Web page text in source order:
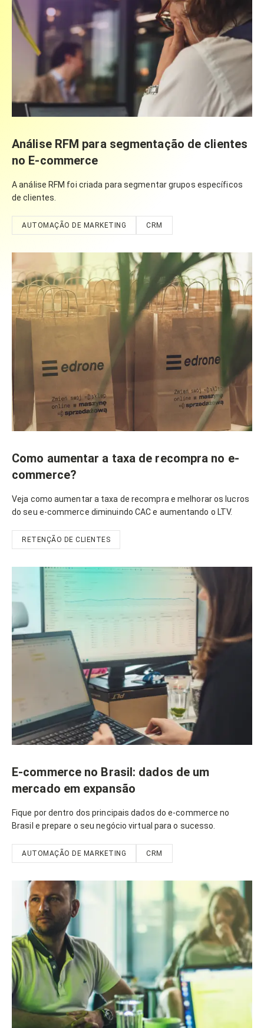
Análise RFM para segmentação de clientes
no E-commerce
A análise RFM foi criada para segmentar grupos específicos
de clientes.
AUTOMAÇÃO DE MARKETING CRM
Como aumentar a taxa de recompra no e-
commerce?
Veja como aumentar a taxa de recompra e melhorar os lucros
do seu e-commerce diminuindo CAC e aumentando o LTV.
RETENÇÃO DE CLIENTES
E-commerce no Brasil: dados de um
mercado em expansão
Fique por dentro dos principais dados do e-commerce no
Brasil e prepare o seu negócio virtual para o sucesso.
AUTOMAÇÃO DE MARKETING CRM